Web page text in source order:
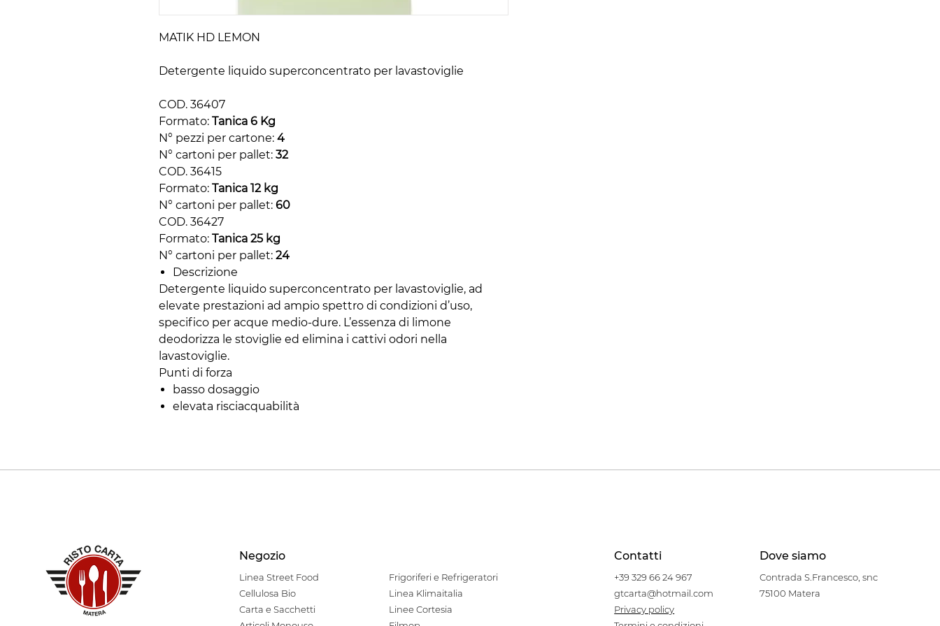
MATIK HD LEMON
Detergente liquido superconcentrato per lavastoviglie
COD. 36407
Formato: Tanica 6 Kg
N° pezzi per cartone: 4
N° cartoni per pallet: 32
COD. 36415
Formato: Tanica 12 kg
N° cartoni per pallet: 60
COD. 36427
Formato: Tanica 25 kg
N° cartoni per pallet: 24
Descrizione
Detergente liquido superconcentrato per lavastoviglie, ad
elevate prestazioni ad ampio spettro di condizioni d’uso,
specifico per acque medio-dure. L’essenza di limone
deodorizza le stoviglie ed elimina i cattivi odori nella
lavastoviglie.
Punti di forza
basso dosaggio
elevata risciacquabilità
Negozio
Linea Street Food
Cellulosa Bio
Carta e Sacchetti
Frigoriferi e Refrigeratori
Linea Klimaitalia
Linee Cortesia
Contatti Dove siamo
+39 329 66 24 967
gtcarta@hotmail.com
Privacy policy
Contrada S.Francesco, snc
75100 Matera